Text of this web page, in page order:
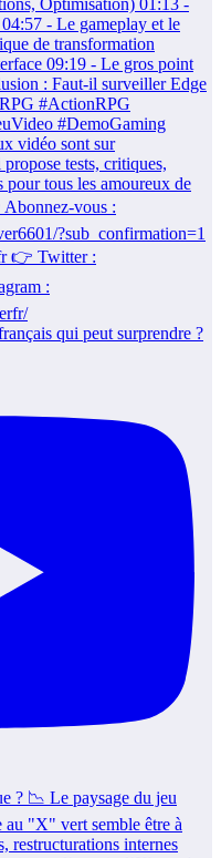
qui peut surprendre ?